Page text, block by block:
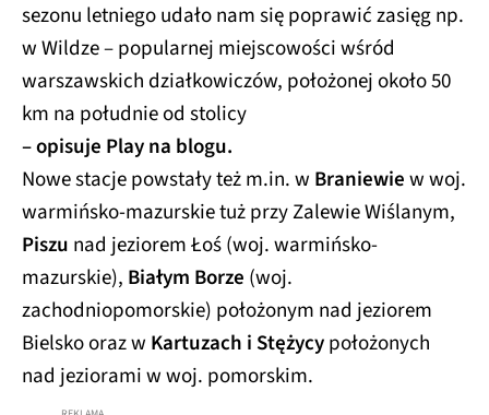
sezonu letniego udało nam się poprawić zasięg np.
w Wildze – popularnej miejscowości wśród
warszawskich działkowiczów, położonej około 50
km na południe od stolicy
– opisuje Play na blogu.
Nowe stacje powstały też m.in. w Braniewiew woj.
warmińsko-mazurskie tuż przy Zalewie Wiślanym,
Piszu nad jeziorem Łoś (woj. warmińsko-
mazurskie), Białym Borze (woj.
zachodniopomorskie) położonym nad jeziorem
Bielsko oraz w Kartuzach i Stężycypołożonych
nad jeziorami w woj. pomorskim.